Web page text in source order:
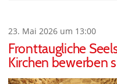
23. Mai 2026 um 13:00
Fronttaugliche
Kirchen bewerben